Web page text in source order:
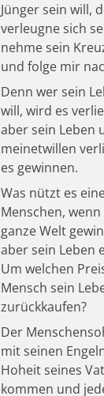
Jünger sein will,
verleugne sich
nehme sein
und folge mir
Denn wer sein
will, wird es
aber sein Leben
meinetwillen
es gewinnen.
Was nützt es
Menschen,
ganze Welt
aber sein Leben
Um welchen
Mensch sein
zurückkaufen?
Der
mit seinen
Hoheit seines
kommen und